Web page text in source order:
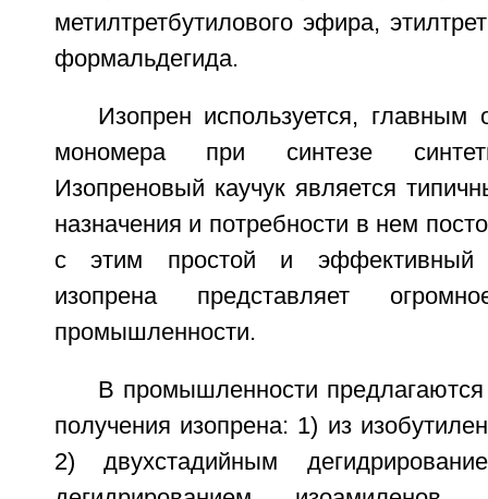
метилтретбутилового эфира,
формальдегида.
Изопрен используется, главным
мономера при синтезе
Изопреновый каучук является
назначения и потребности в нем
с этим простой и эффективный
изопрена представляет
промышленности.
В промышленности
получения изопрена: 1) из
2) двухстадийным